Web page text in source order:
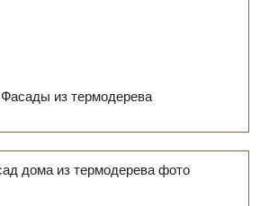
Фасады из термодерева